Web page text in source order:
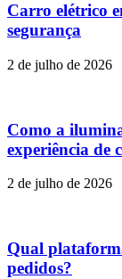
Carro elétrico
segurança
2 de julho de 2026
Como a
experiência de
2 de julho de 2026
Qual
pedidos?